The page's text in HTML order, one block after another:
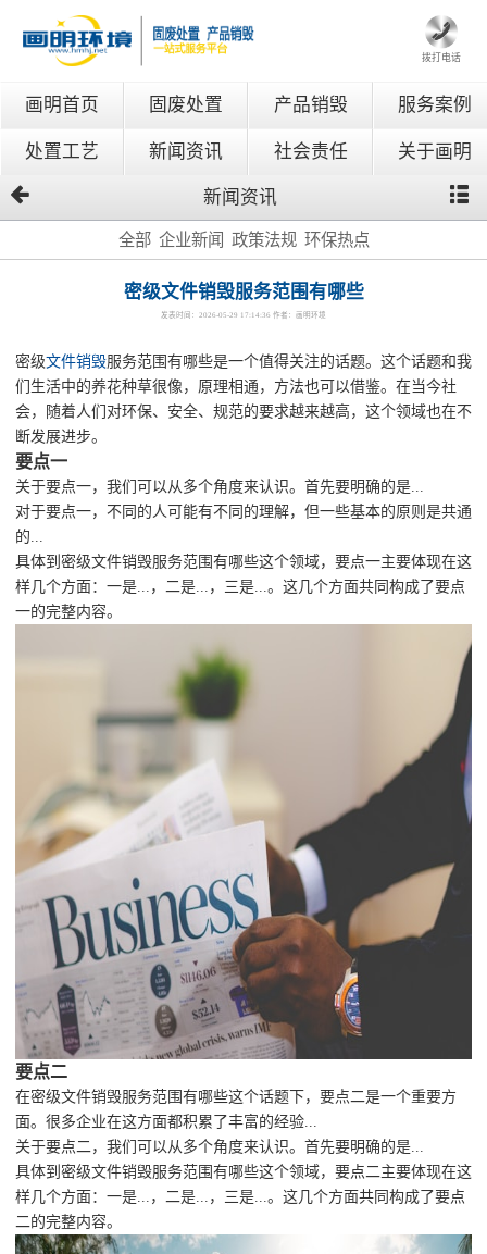
拨打电话
画明首页 固废处置 产品销毁 服务案例
处置工艺 新闻资讯 社会责任 关于画明
新闻资讯
全部 企业新闻 政策法规 环保热点
密级文件销毁服务范围有哪些
发表时间：2026-05-29 17:14:36 作者：画明环境
密级文件销毁服务范围有哪些是一个值得关注的话题。这个话题和我
们生活中的养花种草很像，原理相通，方法也可以借鉴。在当今社
会，随着人们对环保、安全、规范的要求越来越高，这个领域也在不
断发展进步。
要点一
关于要点一，我们可以从多个角度来认识。首先要明确的是...
对于要点一，不同的人可能有不同的理解，但一些基本的原则是共通
的...
具体到密级文件销毁服务范围有哪些这个领域，要点一主要体现在这
样几个方面：一是...，二是...，三是...。这几个方面共同构成了要点
一的完整内容。
要点二
在密级文件销毁服务范围有哪些这个话题下，要点二是一个重要方
面。很多企业在这方面都积累了丰富的经验...
关于要点二，我们可以从多个角度来认识。首先要明确的是...
具体到密级文件销毁服务范围有哪些这个领域，要点二主要体现在这
样几个方面：一是...，二是...，三是...。这几个方面共同构成了要点
二的完整内容。